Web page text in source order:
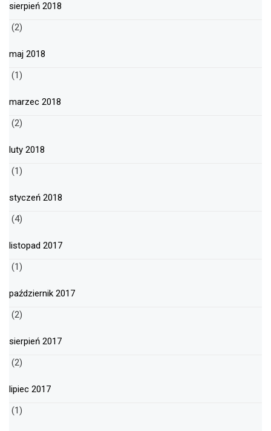
sierpień 2018
(2)
maj 2018
(1)
marzec 2018
(2)
luty 2018
(1)
styczeń 2018
(4)
listopad 2017
(1)
październik 2017
(2)
sierpień 2017
(2)
lipiec 2017
(1)